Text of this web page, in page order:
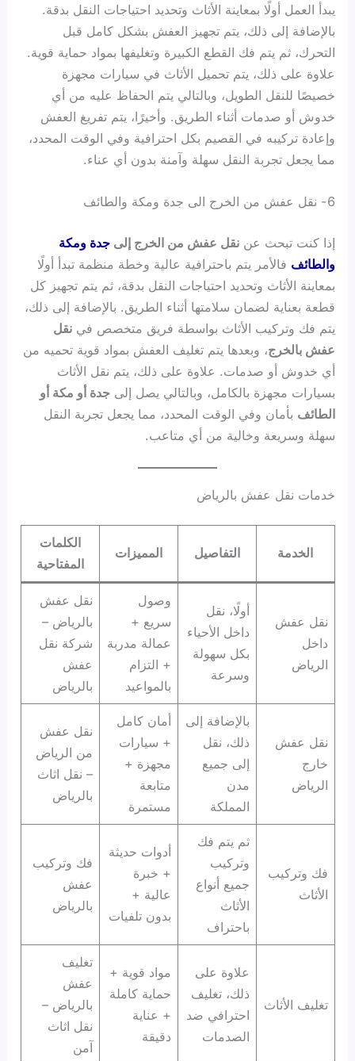
يبدأ العمل أولًا بمعاينة الأثاث وتحديد احتياجات النقل بدقة.
بالإضافة إلى ذلك، يتم تجهيز العفش بشكل كامل قبل
التحرك، ثم يتم فك القطع الكبيرة وتغليفها بمواد حماية قوية.
علاوة على ذلك، يتم تحميل الأثاث في سيارات مجهزة
خصيصًا للنقل الطويل، وبالتالي يتم الحفاظ عليه من أي
خدوش أو صدمات أثناء الطريق. وأخيرًا، يتم تفريغ العفش
وإعادة تركيبه في القصيم بكل احترافية وفي الوقت المحدد،
مما يجعل تجربة النقل سهلة وآمنة بدون أي عناء.
6- نقل عفش من الخرج الى جدة ومكة والطائف
إذا كنت تبحث عننقل عفش من الخرج إلىجدةومكة
والطائف فالأمر يتم باحترافية عالية وخطة منظمة تبدأ أولًا
بمعاينة الأثاث وتحديد احتياجات النقل بدقة، ثم يتم تجهيز كل
قطعة بعناية لضمان سلامتها أثناء الطريق. بالإضافة إلى ذلك،
يتم فك وتركيب الأثاث بواسطة فريق متخصص فينقل
عفش بالخرج، وبعدها يتم تغليف العفش بمواد قوية تحميه من
أي خدوش أو صدمات. علاوة على ذلك، يتم نقل الأثاث
بسيارات مجهزة بالكامل، وبالتالي يصل إلىجدة أو مكة أو
الطائف بأمان وفي الوقت المحدد، مما يجعل تجربة النقل
سهلة وسريعة وخالية من أي متاعب.
خدمات نقل عفش بالرياض
الخدمة التفاصيل المميزات
الكلمات
المفتاحية
نقل عفش
داخل
الرياض
أولًا، نقل
داخل الأحياء
بكل سهولة
وسرعة
وصول
سريع +
عمالة مدربة
+ التزام
بالمواعيد
نقل عفش
بالرياض –
شركة نقل
عفش
بالرياض
نقل عفش
خارج
الرياض
بالإضافة إلى
ذلك، نقل
إلى جميع
مدن
المملكة
أمان كامل
+ سيارات
مجهزة +
متابعة
مستمرة
نقل عفش
من الرياض
– نقل اثاث
بالرياض
فك وتركيب
الأثاث
ثم يتم فك
وتركيب
جميع أنواع
الأثاث
باحتراف
أدوات حديثة
+ خبرة
عالية +
بدون تلفيات
فك وتركيب
عفش
بالرياض
تغليف الأثاث
علاوة على
ذلك، تغليف
احترافي ضد
الصدمات
مواد قوية +
حماية كاملة
+ عناية
دقيقة
تغليف
عفش
بالرياض –
نقل اثاث
آمن